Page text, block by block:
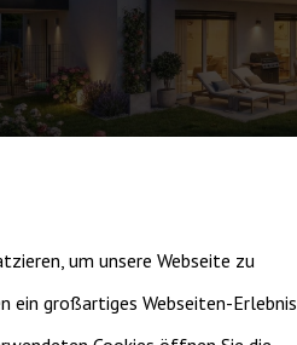
um unsere Webseite zu
ein großartiges Webseiten-Erlebnis